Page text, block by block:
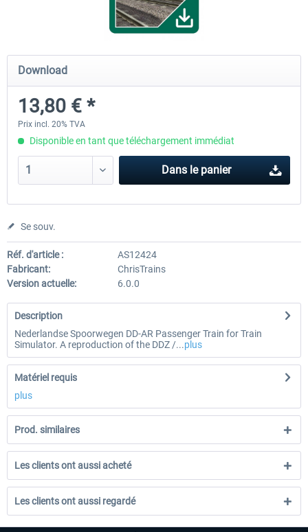
ICE 4 (Class 412)
35,24 € *
Stadler Flirt 3
Download
13,80 € *
Prix incl. 20% TVA
Disponible en tant que téléchargement immédiat
Dans le panier
Se souv.
Réf. d'article :
AS12424
Fabricant:
ChrisTrains
Version actuelle:
6.0.0
Description
Nederlandse Spoorwegen DD-AR Passenger Train for Train
Simulator. A reproduction of the DDZ /...plus
Matériel requis
plus
Prod. similaires
Les clients ont aussi acheté
Les clients ont aussi regardé